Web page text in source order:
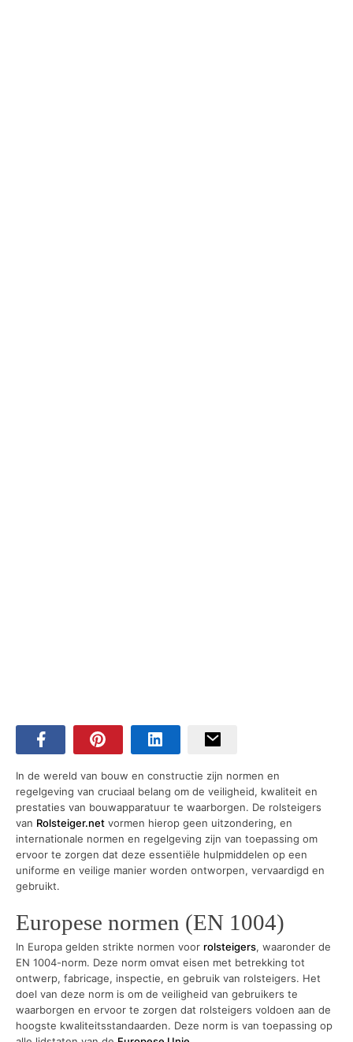
In de wereld van bouw en constructie zijn normen en
regelgeving van cruciaal belang om de veiligheid, kwaliteit en
prestaties van bouwapparatuur te waarborgen. De rolsteigers
van Rolsteiger.net vormen hierop geen uitzondering, en
internationale normen en regelgeving zijn van toepassing om
ervoor te zorgen dat deze essentiële hulpmiddelen op een
uniforme en veilige manier worden ontworpen, vervaardigd en
gebruikt.
Europese normen (EN 1004)
In Europa gelden strikte normen voor rolsteigers, waaronder de
EN 1004-norm. Deze norm omvat eisen met betrekking tot
ontwerp, fabricage, inspectie, en gebruik van rolsteigers. Het
doel van deze norm is om de veiligheid van gebruikers te
waarborgen en ervoor te zorgen dat rolsteigers voldoen aan de
hoogste kwaliteitsstandaarden. Deze norm is van toepassing op